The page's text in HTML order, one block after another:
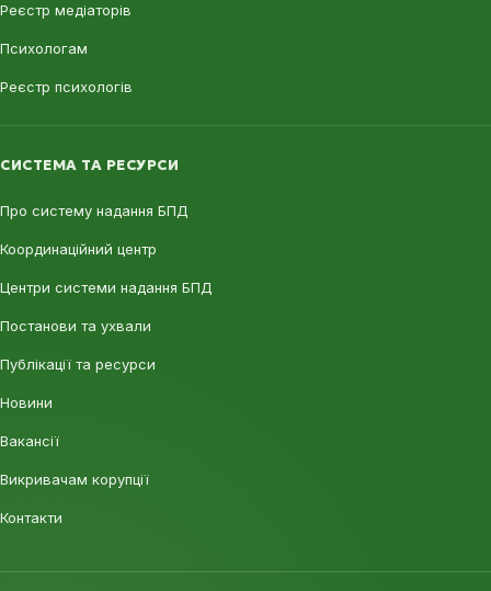
Реєстр медіаторів
Психологам
Реєстр психологів
СИСТЕМА ТА РЕСУРСИ
Про систему надання БПД
Координаційний центр
Центри системи надання БПД
Постанови та ухвали
Публікації та ресурси
Новини
Вакансії
Викривачам корупції
Контакти